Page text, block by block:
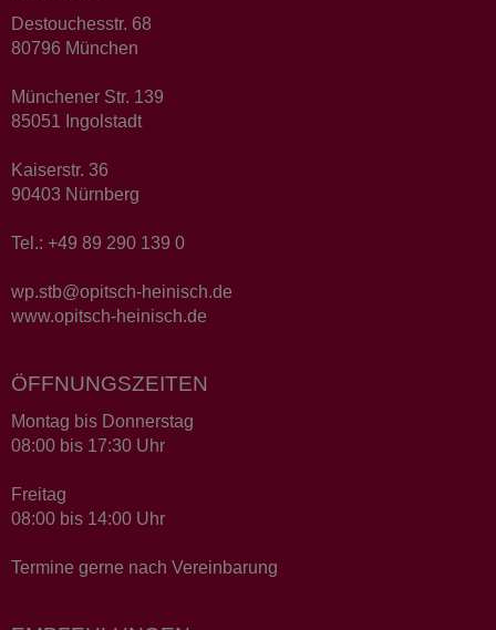
Destouchesstr. 68
80796 München
Münchener Str. 139
85051 Ingolstadt
Kaiserstr. 36
90403 Nürnberg
Tel.: +49 89 290 139 0
wp.stb@opitsch-heinisch.de
www.opitsch-heinisch.de
ÖFFNUNGSZEITEN
Montag bis Donnerstag
08:00 bis 17:30 Uhr
Freitag
08:00 bis 14:00 Uhr
Termine gerne nach Vereinbarung